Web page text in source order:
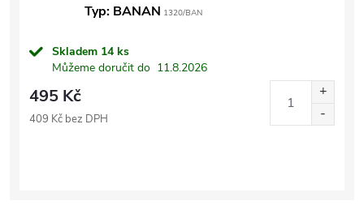
Typ: BANAN 1320/BAN
Skladem 14 ks
Můžeme doručit do 11.8.2026
495 Kč
409 Kč bez DPH